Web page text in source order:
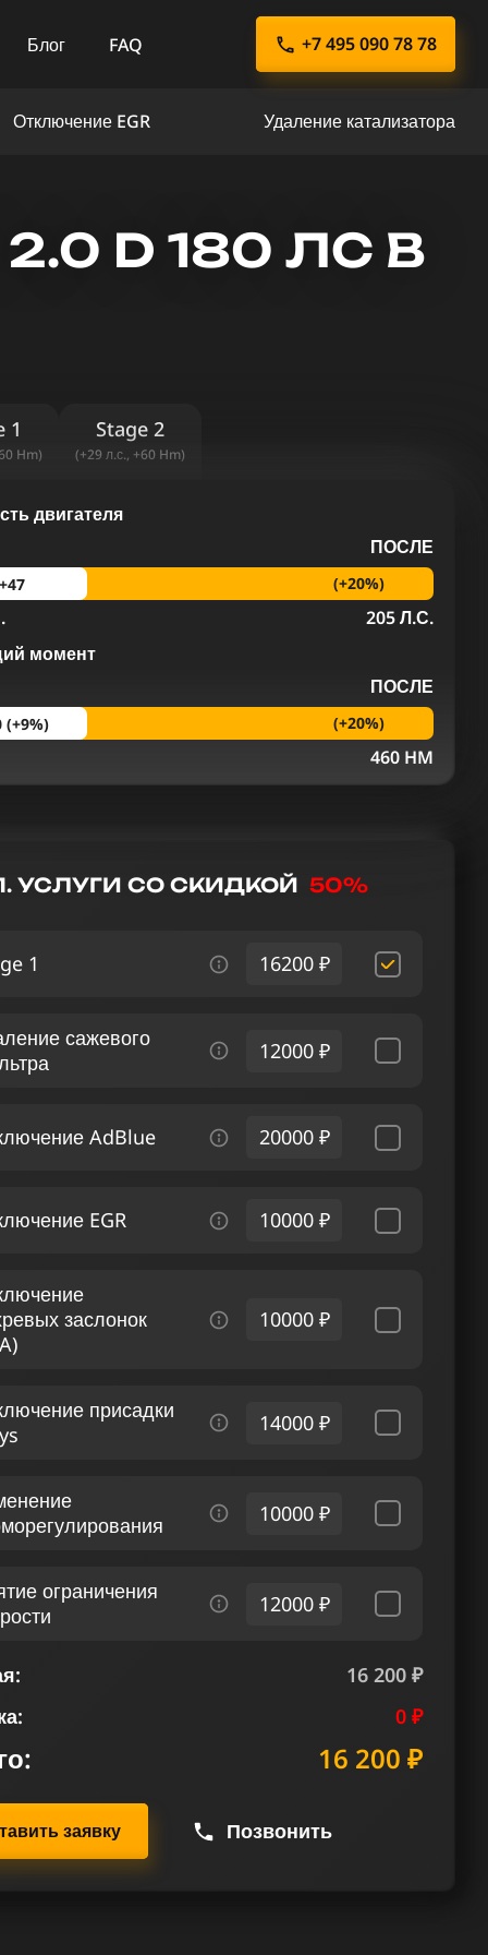
Блог FAQ +7 495 090 78 78
Отключение EGR Удаление катализатора
D 180 ЛС В
1
Hm)
Stage 2
(+29 л.с., +60 Hm)
двигателя
ПОСЛЕ
+47 (+20%)
205 Л.С.
момент
ПОСЛЕ
(+9%) (+20%)
460 HM
УСЛУГИ СО СКИДКОЙ 50%
1 16200 ₽
сажевого
12000 ₽
AdBlue 20000 ₽
EGR 10000 ₽
заслонок
10000 ₽
присадки
14000 ₽
10000 ₽
ограничения
12000 ₽
16 200 ₽
0 ₽
16 200 ₽
заявку Позвонить